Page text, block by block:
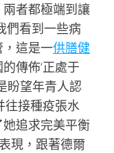
者都極端到讓
們看到一些病
這是一供膳健
傳佈‘正處于
盼望年青人認
往接種疫張水
追求完美平衡
現，跟著德爾